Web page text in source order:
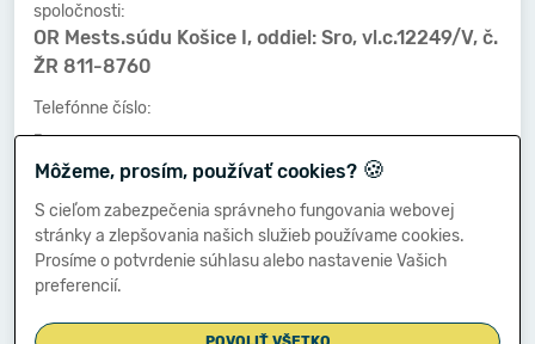
spoločnosti:
OR Mests.súdu Košice I, oddiel: Sro, vl.c.12249/V, č.
ŽR 811-8760
Telefónne číslo:
-
Faxové číslo:
-
E-mailová adresa:
-
Môžeme, prosím, používať cookies? 🍪
S cieľom zabezpečenia správneho fungovania webovej
stránky a zlepšovania našich služieb používame cookies.
Prosíme o potvrdenie súhlasu alebo nastavenie Vašich
preferencií.